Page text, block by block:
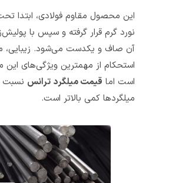
این محصول مقاوم فولادی، ابتدا تحت عملیات
نورد گرم قرار گرفته و سپس با پولیش‌زدن، سطح
آن صاف و یکدست می‌شود. زیبایی، مقاومت و
استحکام از مهمترین ویژگی‌های این محصول
قیمت میلگرد ترانسنسبت به سایر
میلگردها کمی بالاتر است.